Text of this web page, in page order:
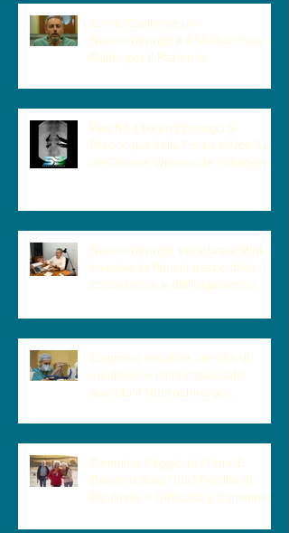
Come Capire se un
Neurochirurgo è il Medico Giusto |
Guida per il Paziente
Perché il Neurochirurgo Si
Preoccupa della Forza e Non Solo
del Dolore: Quando le Patologie
Neurochirurgia Vertebrale Mini-
Invasiva: la fiducia nasce dalla
conoscenza e dall'esperienza
Cammino instabile, perdita di
equilibrio e mani impacciate:
quando il Neurochirurgo
Cammino Peggio di Prima: È
Davvero Solo l'Età? Perdita di
Equilibrio e Difficoltà a Camminare